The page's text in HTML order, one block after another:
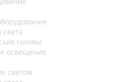
головы
освещение
светом